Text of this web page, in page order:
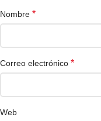
Nombre *
Correo electrónico *
Web